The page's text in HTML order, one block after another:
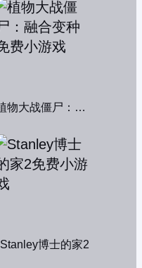
植物大战僵尸：融合变种
Stanley博士的家2